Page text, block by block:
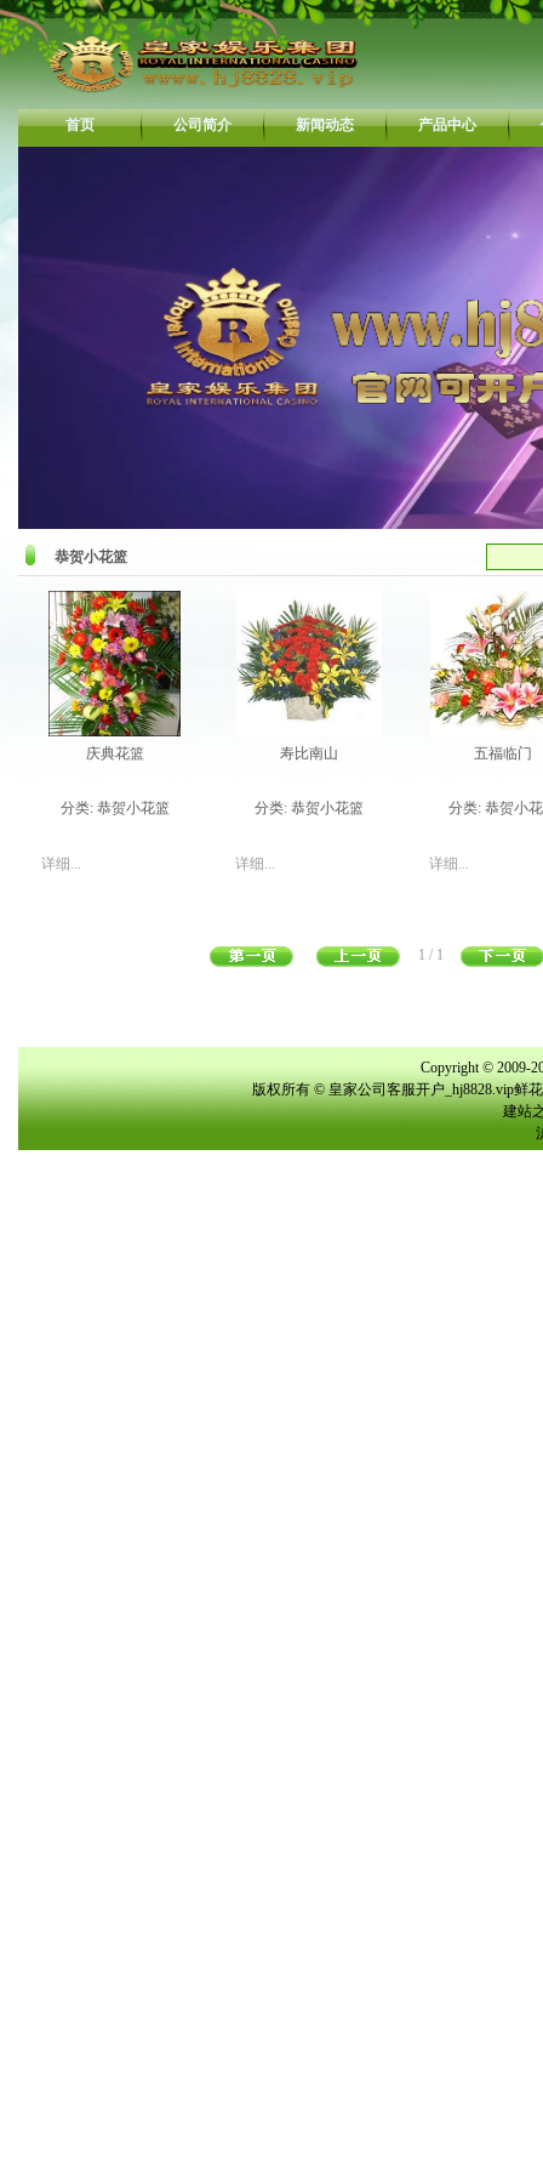
首页 公司简介 新闻动态 产品中心
恭贺小花篮
庆典花篮
分类: 恭贺小花篮
详细...
寿比南山
分类: 恭贺小花篮
详细...
五福临门
分类: 恭贺小
详细...
1 / 1
Copyright © 2009-
版权所有 © 皇家公司客服开户_hj8828.vip鲜
建站